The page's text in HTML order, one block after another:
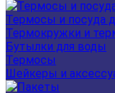
Термосы и посуда
Термокружки и
Бутылки для воды
Термосы
Шейкеры и